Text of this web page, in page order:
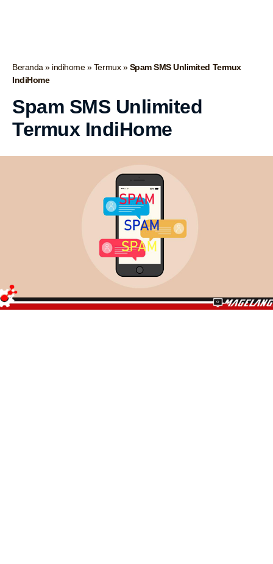
Beranda» indihome»Termux»Spam SMS Unlimited Termux
IndiHome
Spam SMS Unlimited
Termux IndiHome